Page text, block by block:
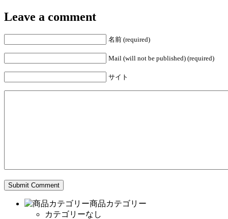
Leave a comment
名前 (required)
Mail (will not be published) (required)
サイト
商品カテゴリー
カテゴリーなし